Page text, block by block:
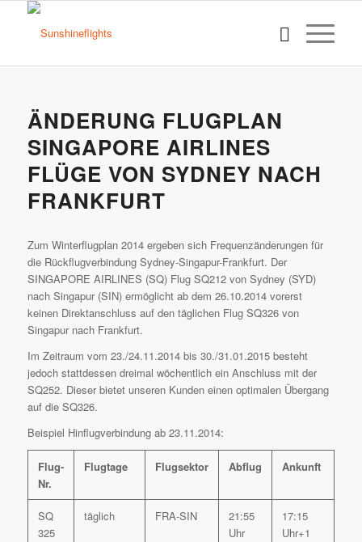
ÄNDERUNG FLUGPLAN
SINGAPORE AIRLINES
FLÜGE VON SYDNEY NACH
FRANKFURT
Zum Winterflugplan 2014 ergeben sich Frequenzänderungen für
die Rückflugverbindung Sydney-Singapur-Frankfurt. Der
SINGAPORE AIRLINES (SQ) Flug SQ212 von Sydney (SYD)
nach Singapur (SIN) ermöglicht ab dem 26.10.2014 vorerst
keinen Direktanschluss auf den täglichen Flug SQ326 von
Singapur nach Frankfurt.
Im Zeitraum vom 23./24.11.2014 bis 30./31.01.2015 besteht
jedoch stattdessen dreimal wöchentlich ein Anschluss mit der
SQ252. Dieser bietet unseren Kunden einen optimalen Übergang
auf die SQ326.
Beispiel Hinflugverbindung ab 23.11.2014:
Flug-
Nr.
Flugtage Flugsektor Abflug Ankunft
SQ
325
täglich FRA-SIN
21:55
Uhr
17:15
Uhr+1